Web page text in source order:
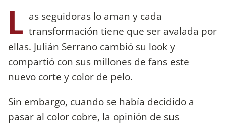
L as seguidoras lo aman y cada
transformación tiene que ser avalada por
ellas. Julián Serrano cambió su look y
compartió con sus millones de fans este
nuevo corte y color de pelo.
Sin embargo, cuando se había decidido a
pasar al color cobre, la opinión de sus